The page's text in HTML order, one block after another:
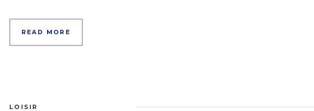
READ MORE
LOISIR